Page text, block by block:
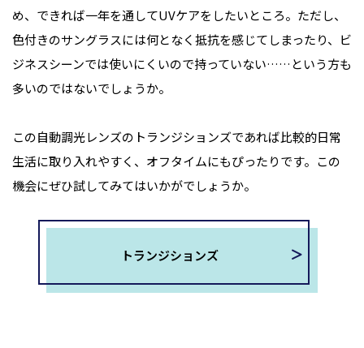
め、できれば一年を通してUVケアをしたいところ。ただし、
色付きのサングラスには何となく抵抗を感じてしまったり、ビ
ジネスシーンでは使いにくいので持っていない……という方も
多いのではないでしょうか。
この自動調光レンズのトランジションズであれば比較的日常
生活に取り入れやすく、オフタイムにもぴったりです。この
機会にぜひ試してみてはいかがでしょうか。
トランジションズ